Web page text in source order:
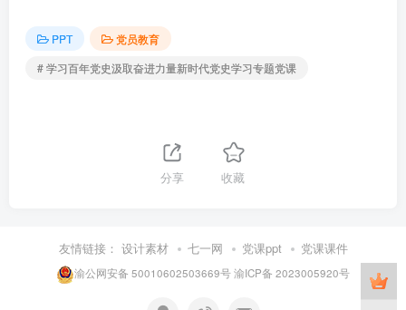
PPT
党员教育
# 学习百年党史汲取奋进力量新时代党史学习专题党课
分享 收藏
友情链接： 设计素材 七一网 党课ppt 党课课件
渝公网安备 50010602503669号渝ICP备 2023005920号